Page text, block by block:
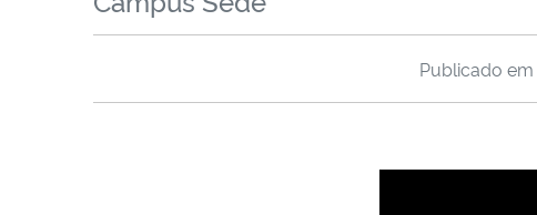
Publicado em